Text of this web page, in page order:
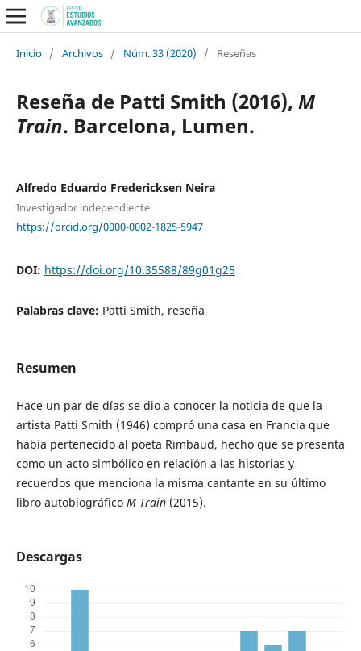
Inicio / Archivos / Núm. 33 (2020) / Reseñas
Reseña de Patti Smith (2016), M
Train. Barcelona, Lumen.
Alfredo Eduardo Fredericksen Neira
Investigador independiente
https://orcid.org/0000-0002-1825-5947
DOI: https://doi.org/10.35588/89g01g25
Palabras clave: Patti Smith, reseña
Resumen
Hace un par de días se dio a conocer la noticia de que la
artista Patti Smith (1946) compró una casa en Francia que
había pertenecido al poeta Rimbaud, hecho que se presenta
como un acto simbólico en relación a las historias y
recuerdos que menciona la misma cantante en su último
libro autobiográfico M Train (2015).
Descargas